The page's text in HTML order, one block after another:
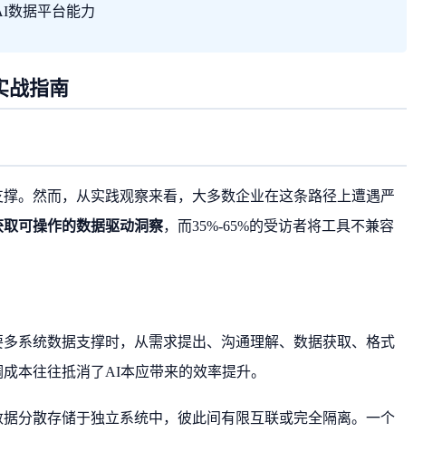
数据平台能力
战指南
。然而，从实践观察来看，大多数企业在这条路径上遭遇严
可操作的数据驱动洞察，而35%-65%的受访者将工具不兼容
系统数据支撑时，从需求提出、沟通理解、数据获取、格式
本往往抵消了AI本应带来的效率提升。
分散存储于独立系统中，彼此间有限互联或完全隔离。一个